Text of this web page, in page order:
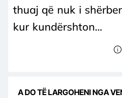
thuaj që nuk i
kur kundërshton...
A DO TË LARGOHENI NGA